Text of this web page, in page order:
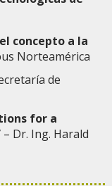
concepto a la
Norteamérica
de
for a
– Dr. Ing. Harald